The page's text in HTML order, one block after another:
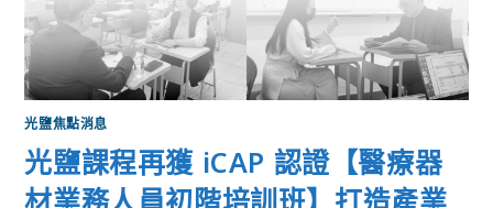
光鹽焦點消息
光鹽課程再獲 iCAP 認證【醫療器